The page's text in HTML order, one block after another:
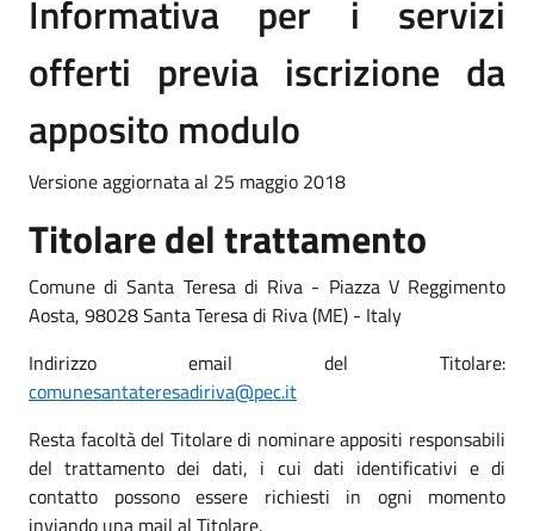
Informativa per i servizi
offerti previa iscrizione da
apposito modulo
Versione aggiornata al 25 maggio 2018
Titolare del trattamento
Comune di Santa Teresa di Riva - Piazza V Reggimento
Aosta, 98028 Santa Teresa di Riva (ME) - Italy
Indirizzo email del Titolare:
comunesantateresadiriva@pec.it
Resta facoltà del Titolare di nominare appositi responsabili
del trattamento dei dati, i cui dati identificativi e di
contatto possono essere richiesti in ogni momento
inviando una mail al Titolare.